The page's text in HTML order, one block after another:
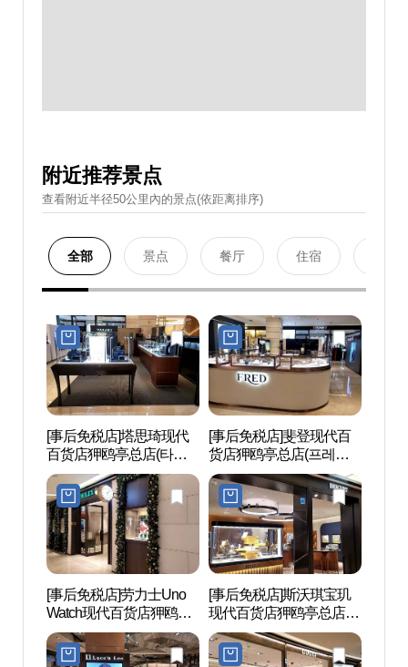
附近推荐景点
查看附近半径50公里內的景点(依距离排序)
全部 景点 餐厅 住宿
[事后免税店]塔思琦现代
百货店狎鸥亭总店(타사
키 현대백화점 압구정본
점)
[事后免税店]斐登现代百
货店狎鸥亭总店(프레드
현대백화점 압구정 본점)
[事后免税店]劳力士Uno
Watch现代百货店狎鸥亭
总店(롤렉스 우노와치 현
대백화점 압구정본점)
[事后免税店]斯沃琪宝玑
现代百货店狎鸥亭总店
(브레게 현대백화점 압구
정본점)